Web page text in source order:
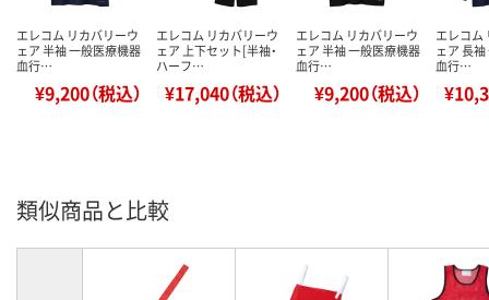
エレコム リカバリーウ
ェア 半袖 一般医療機器
血行…
¥9,200（税込）
エレコム リカバリーウ
ェア 上下セット[半袖・
ハーフ…
¥17,040（税込）
エレコム リカバリーウ
ェア 半袖 一般医療機器
血行…
¥9,200（税込）
エレコム
ェア 長
血行…
類似商品と比較